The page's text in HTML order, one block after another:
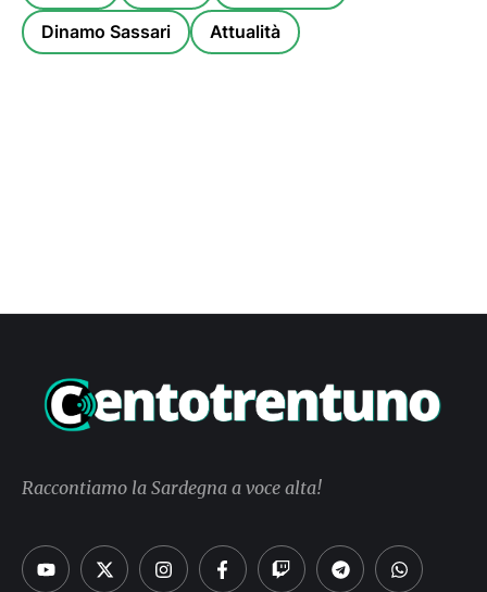
Dinamo Sassari Attualità
Raccontiamo la Sardegna a voce alta!